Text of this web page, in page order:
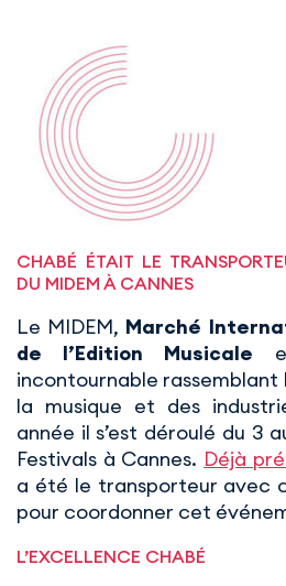
CHABÉ ÉTAIT LE
DU MIDEM À CANNES
Le MIDEM, Marché
de l’Edition Musicale
incontournable rassemblant
la musique et des
année il s’est déroulé du 3
Festivals à Cannes. Déjà
a été le transporteur avec
pour coordonner cet
L’EXCELLENCE CHABÉ